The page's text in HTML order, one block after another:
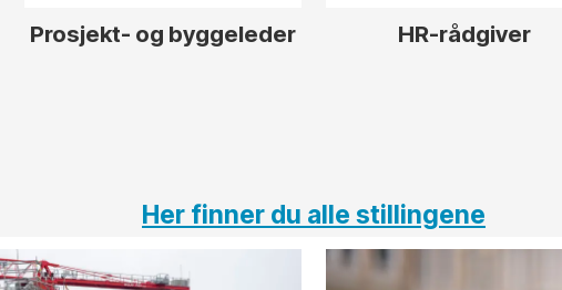
Prosjekt- og byggeleder HR-rådgiver
Her finner du alle stillingene